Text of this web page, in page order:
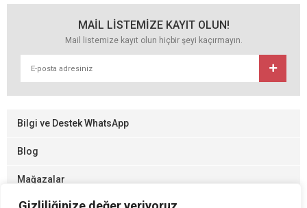
MAİL LİSTEMİZE KAYIT OLUN!
Mail listemize kayıt olun hiçbir şeyi kaçırmayın.
Bilgi ve Destek WhatsApp
Blog
Mağazalar